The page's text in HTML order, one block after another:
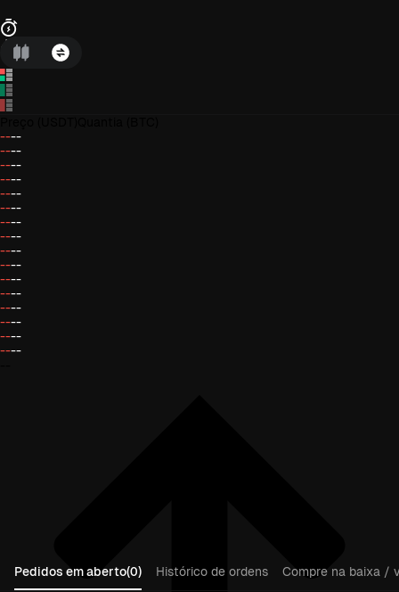
----
----
----
----
----
----
----
----
----
----
----
----
----
----
----
----
Pedidos em aberto(0) Histórico de ordens
Compre na baixa /